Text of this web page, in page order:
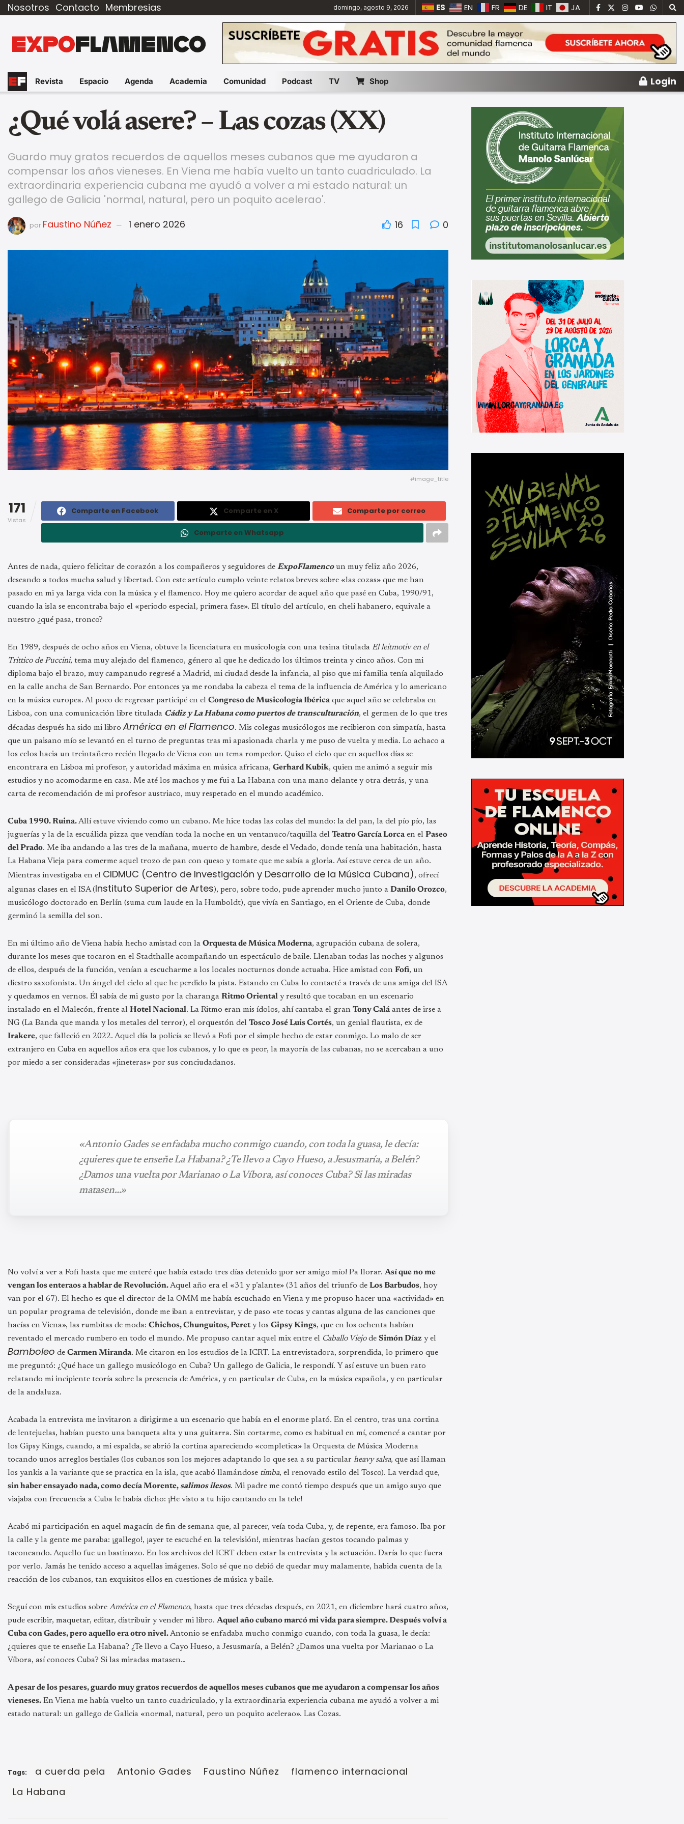
Nosotros Contacto Membresias domingo, agosto 9, 2026 ES EN FR DE IT JA
Revista Espacio Agenda Academia Comunidad Podcast TV Shop Login
¿Qué volá asere? – Las cozas (XX)
Guardo muy gratos recuerdos de aquellos meses cubanos que me ayudaron a
compensar los años vieneses. En Viena me había vuelto un tanto cuadriculado. La
extraordinaria experiencia cubana me ayudó a volver a mi estado natural: un
gallego de Galicia 'normal, natural, pero un poquito acelerao'.
por Faustino Núñez 1 enero 2026 16 0
#image_title
171
Vistas
Comparte en Facebook Comparte en X Comparte por correo
Comparte en Whatsapp
Antes de nada, quiero felicitar de corazón a los compañeros y seguidores de ExpoFlamencoun muy feliz año 2026,
deseando a todos mucha salud y libertad. Con este artículo cumplo veinte relatos breves sobre «las cozas» que me han
pasado en mi ya larga vida con la música y el flamenco. Hoy me quiero acordar de aquel año que pasé en Cuba, 1990/91,
cuando la isla se encontraba bajo el «periodo especial, primera fase». El título del artículo, en cheli habanero, equivale a
nuestro ¿qué pasa, tronco?
En 1989, después de ocho años en Viena, obtuve la licenciatura en musicología con una tesina titulada El leitmotiv en el
Trittico de Puccini, tema muy alejado del flamenco, género al que he dedicado los últimos treinta y cinco años. Con mi
diploma bajo el brazo, muy campanudo regresé a Madrid, mi ciudad desde la infancia, al piso que mi familia tenía alquilado
en la calle ancha de San Bernardo. Por entonces ya me rondaba la cabeza el tema de la influencia de América y lo americano
en la música europea. Al poco de regresar participé en el Congreso de Musicología Ibérica que aquel año se celebraba en
Lisboa, con una comunicación libre titulada Cádiz y La Habana como puertos de transculturación, el germen de lo que tres
décadas después ha sido mi libro América en el Flamenco. Mis colegas musicólogos me recibieron con simpatía, hasta
que un paisano mío se levantó en el turno de preguntas tras mi apasionada charla y me puso de vuelta y media. Lo achaco a
los celos hacia un treintañero recién llegado de Viena con un tema rompedor. Quiso el cielo que en aquellos días se
encontrara en Lisboa mi profesor, y autoridad máxima en música africana, Gerhard Kubik, quien me animó a seguir mis
estudios y no acomodarme en casa. Me até los machos y me fui a La Habana con una mano delante y otra detrás, y una
carta de recomendación de mi profesor austriaco, muy respetado en el mundo académico.
Cuba 1990. Ruina.Allí estuve viviendo como un cubano. Me hice todas las colas del mundo: la del pan, la del pío pío, las
juguerías y la de la escuálida pizza que vendían toda la noche en un ventanuco/taquilla del Teatro García Lorca en el Paseo
del Prado. Me iba andando a las tres de la mañana, muerto de hambre, desde el Vedado, donde tenía una habitación, hasta
La Habana Vieja para comerme aquel trozo de pan con queso y tomate que me sabía a gloria. Así estuve cerca de un año.
Mientras investigaba en el CIDMUC (Centro de Investigación y Desarrollo de la Música Cubana), ofrecí
algunas clases en el ISA (Instituto Superior de Artes), pero, sobre todo, pude aprender mucho junto a Danilo Orozco,
musicólogo doctorado en Berlín (suma cum laude en la Humboldt), que vivía en Santiago, en el Oriente de Cuba, donde
germinó la semilla del son.
En mi último año de Viena había hecho amistad con la Orquesta de Música Moderna, agrupación cubana de solera,
durante los meses que tocaron en el Stadthalle acompañando un espectáculo de baile. Llenaban todas las noches y algunos
de ellos, después de la función, venían a escucharme a los locales nocturnos donde actuaba. Hice amistad con Fofi, un
diestro saxofonista. Un ángel del cielo al que he perdido la pista. Estando en Cuba lo contacté a través de una amiga del ISA
y quedamos en vernos. Él sabía de mi gusto por la charanga Ritmo Oriental y resultó que tocaban en un escenario
instalado en el Malecón, frente al Hotel Nacional. La Ritmo eran mis ídolos, ahí cantaba el gran Tony Calá antes de irse a
NG (La Banda que manda y los metales del terror), el orquestón del Tosco José Luis Cortés, un genial flautista, ex de
Irakere, que falleció en 2022. Aquel día la policía se llevó a Fofi por el simple hecho de estar conmigo. Lo malo de ser
extranjero en Cuba en aquellos años era que los cubanos, y lo que es peor, la mayoría de las cubanas, no se acercaban a uno
por miedo a ser consideradas «jineteras» por sus conciudadanos.
«Antonio Gades se enfadaba mucho conmigo cuando, con toda la guasa, le decía:
¿quieres que te enseñe La Habana? ¿Te llevo a Cayo Hueso, a Jesusmaría, a Belén?
¿Damos una vuelta por Marianao o La Víbora, así conoces Cuba? Si las miradas
matasen…»
No volví a ver a Fofi hasta que me enteré que había estado tres días detenido ¡por ser amigo mío! Pa llorar. Así que no me
vengan los enteraos a hablar de Revolución.Aquel año era el «31 y p’alante» (31 años del triunfo de Los Barbudos, hoy
van por el 67). El hecho es que el director de la OMM me había escuchado en Viena y me propuso hacer una «actividad» en
un popular programa de televisión, donde me iban a entrevistar, y de paso «te tocas y cantas alguna de las canciones que
hacías en Viena», las rumbitas de moda: Chichos, Chunguitos, Perety los Gipsy Kings, que en los ochenta habían
reventado el mercado rumbero en todo el mundo. Me propuso cantar aquel mix entre el Caballo Viejode Simón Díaz y el
Bamboleo de Carmen Miranda. Me citaron en los estudios de la ICRT. La entrevistadora, sorprendida, lo primero que
me preguntó: ¿Qué hace un gallego musicólogo en Cuba? Un gallego de Galicia, le respondí. Y así estuve un buen rato
relatando mi incipiente teoría sobre la presencia de América, y en particular de Cuba, en la música española, y en particular
de la andaluza.
Acabada la entrevista me invitaron a dirigirme a un escenario que había en el enorme plató. En el centro, tras una cortina
de lentejuelas, habían puesto una banqueta alta y una guitarra. Sin cortarme, como es habitual en mí, comencé a cantar por
los Gipsy Kings, cuando, a mi espalda, se abrió la cortina apareciendo «completica» la Orquesta de Música Moderna
tocando unos arreglos bestiales (los cubanos son los mejores adaptando lo que sea a su particular heavy salsa, que así llaman
los yankis a la variante que se practica en la isla, que acabó llamándose timba, el renovado estilo del Tosco). La verdad que,
sin haber ensayado nada, como decía Morente, salimos ilesos. Mi padre me contó tiempo después que un amigo suyo que
viajaba con frecuencia a Cuba le había dicho: ¡He visto a tu hijo cantando en la tele!
Acabó mi participación en aquel magacín de fin de semana que, al parecer, veía toda Cuba, y, de repente, era famoso. Iba por
la calle y la gente me paraba: ¡gallego!, ¡ayer te escuché en la televisión!, mientras hacían gestos tocando palmas y
taconeando. Aquello fue un bastinazo. En los archivos del ICRT deben estar la entrevista y la actuación. Daría lo que fuera
por verlo. Jamás he tenido acceso a aquellas imágenes. Solo sé que no debió de quedar muy malamente, habida cuenta de la
reacción de los cubanos, tan exquisitos ellos en cuestiones de música y baile.
Seguí con mis estudios sobre América en el Flamenco, hasta que tres décadas después, en 2021, en diciembre hará cuatro años,
pude escribir, maquetar, editar, distribuir y vender mi libro. Aquel año cubano marcó mi vida para siempre. Después volví a
Cuba con Gades, pero aquello era otro nivel.Antonio se enfadaba mucho conmigo cuando, con toda la guasa, le decía:
¿quieres que te enseñe La Habana? ¿Te llevo a Cayo Hueso, a Jesusmaría, a Belén? ¿Damos una vuelta por Marianao o La
Víbora, así conoces Cuba? Si las miradas matasen…
A pesar de los pesares, guardo muy gratos recuerdos de aquellos meses cubanos que me ayudaron a compensar los años
vieneses. En Viena me había vuelto un tanto cuadriculado, y la extraordinaria experiencia cubana me ayudó a volver a mi
estado natural: un gallego de Galicia «normal, natural, pero un poquito acelerao». Las Cozas.
Tags: a cuerda pela Antonio Gades Faustino Núñez
flamenco internacional
La Habana